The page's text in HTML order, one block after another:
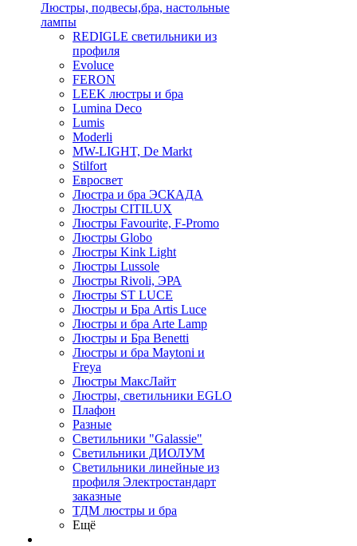
Люстры, подвесы,бра, настольные
лампы
REDIGLE светильники из
профиля
Evoluce
FERON
LEEK люстры и бра
Lumina Deco
Lumis
Moderli
MW-LIGHT, De Markt
Stilfort
Евросвет
Люстра и бра ЭСКАДА
Люстры CITILUX
Люстры Favourite, F-Promo
Люстры Globo
Люстры Kink Light
Люстры Lussole
Люстры Rivoli, ЭРА
Люстры ST LUCE
Люстры и Бра Artis Luce
Люстры и бра Arte Lamp
Люстры и Бра Benetti
Люстры и бра Maytoni и
Freya
Люстры МаксЛайт
Люстры, светильники EGLO
Плафон
Разные
Светильники "Galassie"
Светильники ДИОЛУМ
Светильники линейные из
профиля Электростандарт
заказные
ТДМ люстры и бра
Ещё